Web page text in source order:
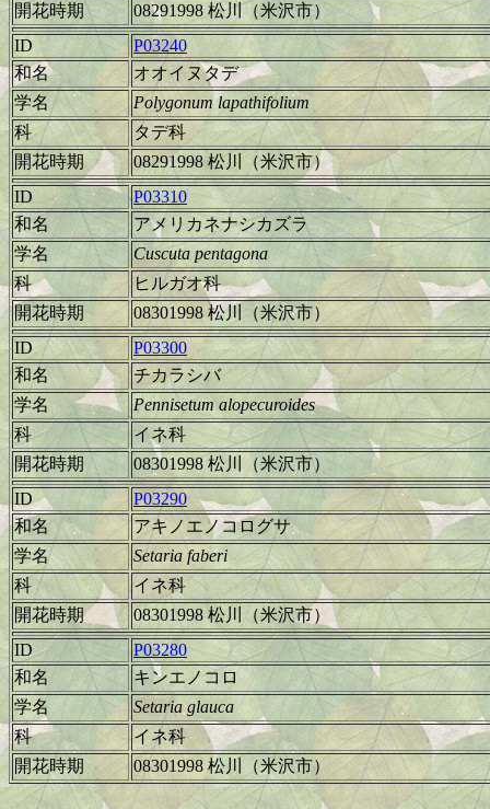
開花時期
08291998 松川（米沢市）
ID
P03240
和名
オオイヌタデ
学名
Polygonum lapathifolium
科
タデ科
開花時期
08291998 松川（米沢市）
ID
P03310
和名
アメリカネナシカズラ
学名
Cuscuta pentagona
科
ヒルガオ科
開花時期
08301998 松川（米沢市）
ID
P03300
和名
チカラシバ
学名
Pennisetum alopecuroides
科
イネ科
開花時期
08301998 松川（米沢市）
ID
P03290
和名
アキノエノコログサ
学名
Setaria faberi
科
イネ科
開花時期
08301998 松川（米沢市）
ID
P03280
和名
キンエノコロ
学名
Setaria glauca
科
イネ科
開花時期
08301998 松川（米沢市）